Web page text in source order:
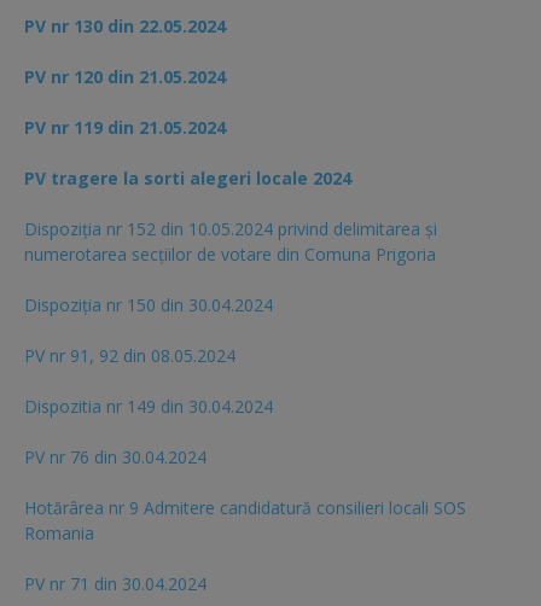
PV nr 130 din 22.05.2024
PV nr 120 din 21.05.2024
PV nr 119 din 21.05.2024
PV tragere la sorti alegeri locale 2024
Dispoziția nr 152 din 10.05.2024 privind delimitarea și
numerotarea secțiilor de votare din Comuna Prigoria
Dispoziția nr 150 din 30.04.2024
PV nr 91, 92 din 08.05.2024
Dispozitia nr 149 din 30.04.2024
PV nr 76 din 30.04.2024
Hotărârea nr 9 Admitere candidatură consilieri locali SOS
Romania
PV nr 71 din 30.04.2024